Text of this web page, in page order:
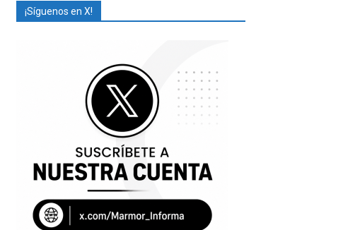
¡Síguenos en X!